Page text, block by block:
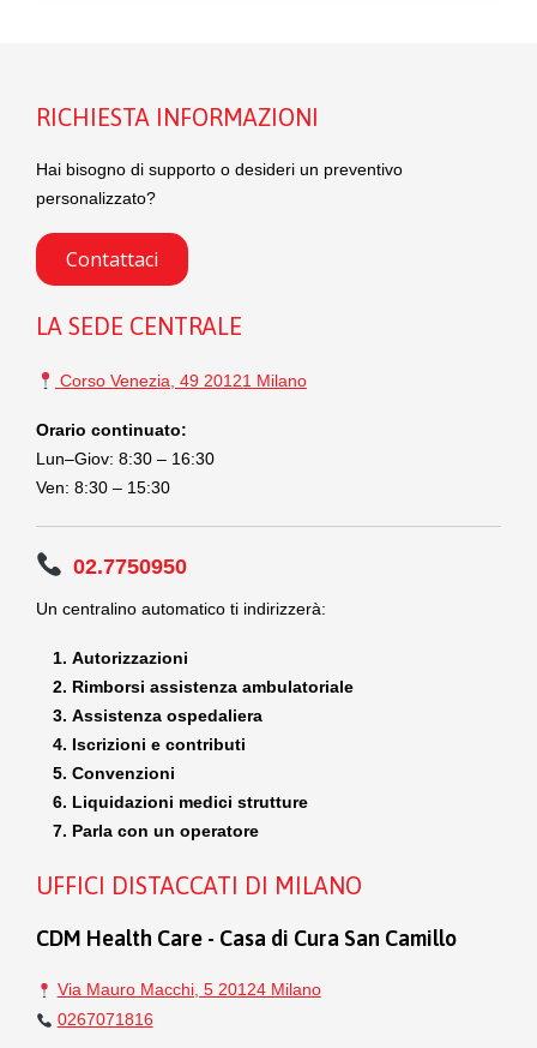
RICHIESTA INFORMAZIONI
Hai bisogno di supporto o desideri un preventivo
personalizzato?
Contattaci
LA SEDE CENTRALE
Corso Venezia, 49 20121 Milano
Orario continuato:
Lun–Giov: 8:30 – 16:30
Ven: 8:30 – 15:30
02.7750950
Un centralino automatico ti indirizzerà:
Autorizzazioni
Rimborsi assistenza ambulatoriale
Assistenza ospedaliera
Iscrizioni e contributi
Convenzioni
Liquidazioni medici strutture
Parla con un operatore
UFFICI DISTACCATI DI MILANO
CDM Health Care - Casa di Cura San Camillo
Via Mauro Macchi, 5 20124 Milano
0267071816